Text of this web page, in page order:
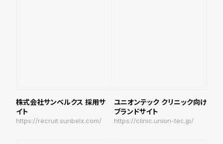
株式会社サンベルクス 採用サ
イト
https://recruit.sunbelx.com/
ユニオンテック クリニック向け
ブランドサイト
https://clinic.union-tec.jp/